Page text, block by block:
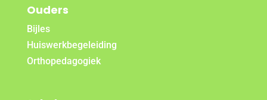
Ouders
Bijles
Huiswerkbegeleiding
Orthopedagogiek